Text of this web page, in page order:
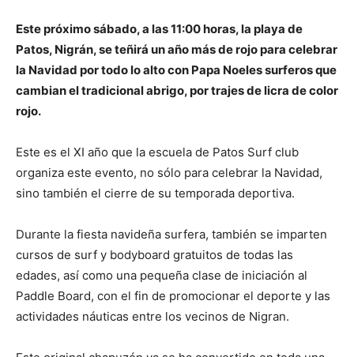
Este próximo sábado, a las 11:00 horas, la playa de
Patos, Nigrán, se teñirá un año más de rojo para celebrar
la Navidad por todo lo alto con Papa Noeles surferos que
cambian el tradicional abrigo, por trajes de licra de color
rojo.
Este es el XI año que la escuela de Patos Surf club
organiza este evento, no sólo para celebrar la Navidad,
sino también el cierre de su temporada deportiva.
Durante la fiesta navideña surfera, también se imparten
cursos de surf y bodyboard gratuitos de todas las
edades, así como una pequeña clase de iniciación al
Paddle Board, con el fin de promocionar el deporte y las
actividades náuticas entre los vecinos de Nigran.